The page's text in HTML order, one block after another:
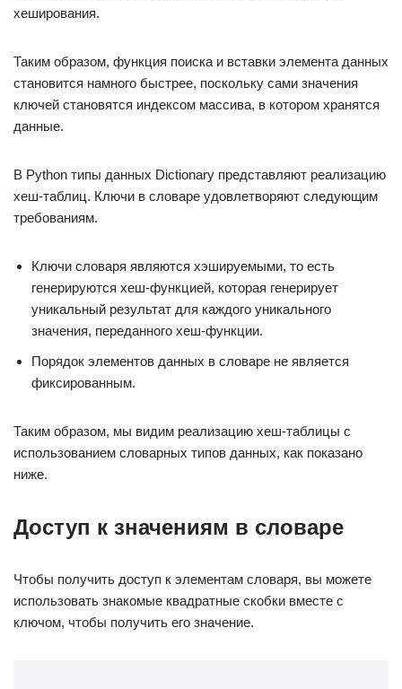
хеширования.
Таким образом, функция поиска и вставки элемента данных
становится намного быстрее, поскольку сами значения
ключей становятся индексом массива, в котором хранятся
данные.
В Python типы данных Dictionary представляют реализацию
хеш-таблиц. Ключи в словаре удовлетворяют следующим
требованиям.
Ключи словаря являются хэшируемыми, то есть
генерируются хеш-функцией, которая генерирует
уникальный результат для каждого уникального
значения, переданного хеш-функции.
Порядок элементов данных в словаре не является
фиксированным.
Таким образом, мы видим реализацию хеш-таблицы с
использованием словарных типов данных, как показано
ниже.
Доступ к значениям в словаре
Чтобы получить доступ к элементам словаря, вы можете
использовать знакомые квадратные скобки вместе с
ключом, чтобы получить его значение.